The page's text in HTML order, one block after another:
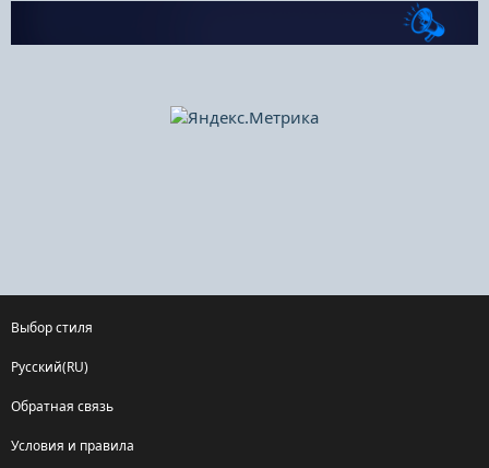
Выбор стиля
Русский(RU)
Обратная связь
Условия и правила